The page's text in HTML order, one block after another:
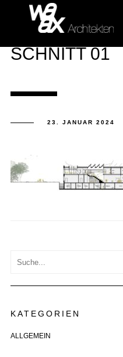
SCHNITT 01
23. JANUAR 2024
KATEGORIEN
ALLGEMEIN